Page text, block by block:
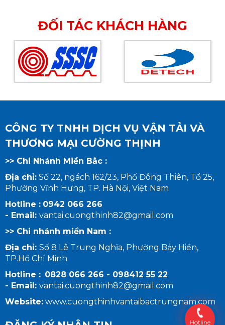
ĐỐI TÁC KHÁCH HÀNG
CÔNG TY TNHH DỊCH VỤ VẬN TẢI VÀ
THƯƠNG MẠI CƯỜNG THỊNH
>> Chi Nhánh Miền Bắc :
Địa chỉ: Số 22, ngách 162/23, Phố Đông Thiên, Tổ 25,
Phường Vĩnh Hưng, TP. Hà Nội, Việt Nam
Hotline : 0942 066 266
- Email: vantai.cuongthinh82@gmail.com
>> Chi nhánh miền Nam :
Địa chỉ: Số 8 Lê Trung Nghĩa, Phường Bảy Hiền,
TP.Hồ Chí Minh
Hotline : 0828 066 266 - 098412 55 22
- Email: vantai.cuongthinh82@gmail.com
Website: www.cuongthinhvantaibactrungnam.com
Hotline